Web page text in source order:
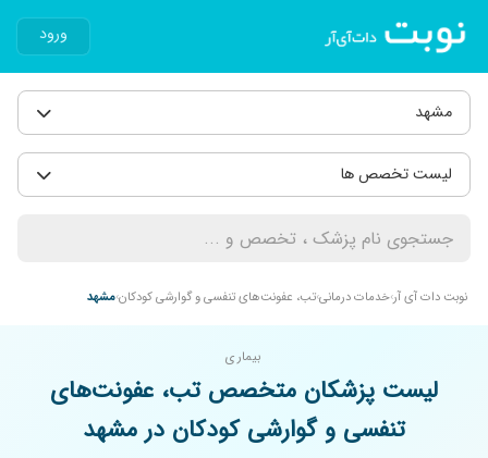
ورود
مشهد
لیست تخصص ها
نوبت دات آی آر خدمات درمانیتب، عفونت‌های تنفسی و گوارشی کودکانمشهد
بیماری
لیست پزشکان متخصص تب، عفونت‌های
تنفسی و گوارشی کودکان در مشهد